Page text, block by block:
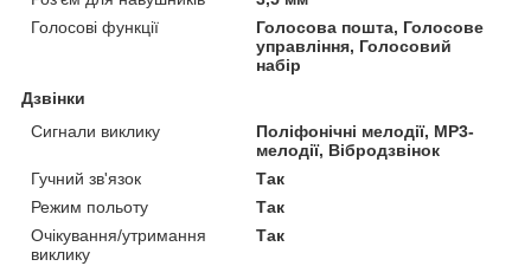
Голосові функції
Голосова пошта, Голосове
управління, Голосовий
набір
Дзвінки
Сигнали виклику
Поліфонічні мелодії, MP3-
мелодії, Вібродзвінок
Гучний зв'язок
Так
Режим польоту
Так
Очікування/утримання
виклику
Так